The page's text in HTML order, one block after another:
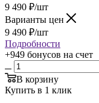
9 490 ₽/шт
Варианты цен
9 490 ₽/шт
Подробности
+949 бонусов на счет
В корзину
Купить в 1 клик